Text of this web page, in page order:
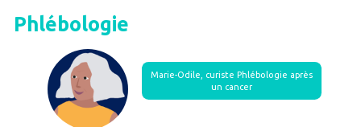
Phlébologie
Marie-Odile, curiste Phlébologie après
un cancer